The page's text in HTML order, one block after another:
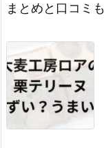
まとめと口コミも